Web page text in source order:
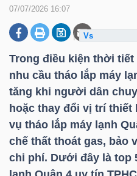
07/07/2026 16:07
Trong điều kiện thời tiết
nhu cầu tháo lắp máy
tăng khi người dân
hoặc thay đổi vị trí thiết
vụ tháo lắp máy lạnh
chế thất thoát gas, bảo
chi phí. Dưới đây là top
DOANH
NGHIỆP
ĐỘNG
SẢN